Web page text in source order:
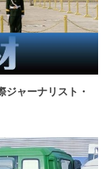
ャーナリスト・